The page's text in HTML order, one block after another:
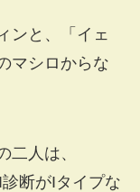
ンと、「イェ
マシロからな
二人は、
断がIタイプな